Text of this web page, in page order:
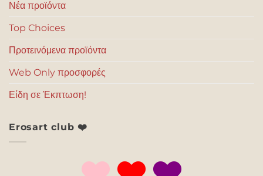
Νέα προϊόντα
Top Choices
Προτεινόμενα προϊόντα
Web Only προσφορές
Είδη σε Έκπτωση!
Erosart club ❤️